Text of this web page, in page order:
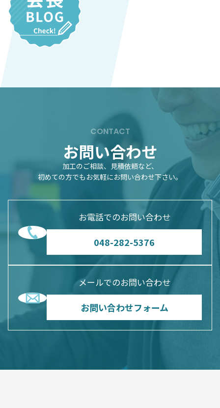
CONTACT
お問い合わせ
加工のご相談、見積依頼など、
初めての方でもお気軽にお問い合わせ下さい。
お電話でのお問い合わせ
048-282-5376
メールでのお問い合わせ
お問い合わせフォーム